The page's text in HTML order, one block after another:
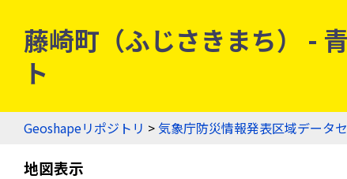
藤崎町（ふじさきまち） -
ト
Geoshapeリポジトリ >気象庁防災情報発表区域データ
地図表示